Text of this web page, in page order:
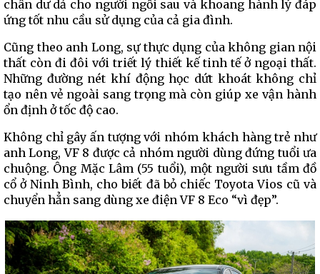
chân dư dả cho người ngồi sau và khoang hành lý đáp
ứng tốt nhu cầu sử dụng của cả gia đình.
Cũng theo anh Long, sự thực dụng của không gian nội
thất còn đi đôi với triết lý thiết kế tinh tế ở ngoại thất.
Những đường nét khí động học dứt khoát không chỉ
tạo nên vẻ ngoài sang trọng mà còn giúp xe vận hành
ổn định ở tốc độ cao.
Không chỉ gây ấn tượng với nhóm khách hàng trẻ như
anh Long, VF 8 được cả nhóm người dùng đứng tuổi ưa
chuộng. Ông Mặc Lâm (55 tuổi), một người sưu tầm đồ
cổ ở Ninh Bình, cho biết đã bỏ chiếc Toyota Vios cũ và
chuyển hẳn sang dùng xe điện VF 8 Eco “vì đẹp”.